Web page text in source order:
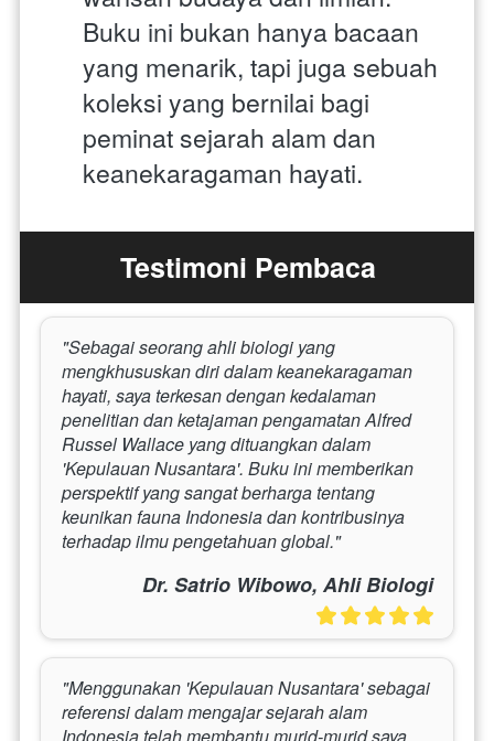
Buku ini bukan hanya bacaan
yang menarik, tapi juga sebuah
koleksi yang bernilai bagi
peminat sejarah alam dan
keanekaragaman hayati.
Testimoni Pembaca
"Sebagai seorang ahli biologi yang
mengkhususkan diri dalam keanekaragaman
hayati, saya terkesan dengan kedalaman
penelitian dan ketajaman pengamatan Alfred
Russel Wallace yang dituangkan dalam
'Kepulauan Nusantara'. Buku ini memberikan
perspektif yang sangat berharga tentang
keunikan fauna Indonesia dan kontribusinya
terhadap ilmu pengetahuan global."
Dr. Satrio Wibowo, Ahli Biologi
"Menggunakan 'Kepulauan Nusantara' sebagai
referensi dalam mengajar sejarah alam